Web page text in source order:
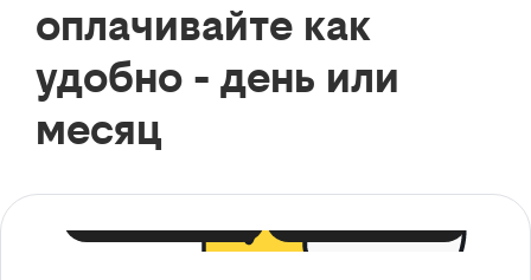
оплачивайте как
удобно - день или
месяц